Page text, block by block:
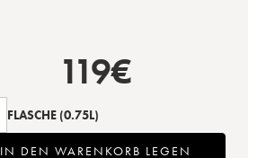
119€
FLASCHE (0.75L)
IN DEN WARENKORB LEGEN